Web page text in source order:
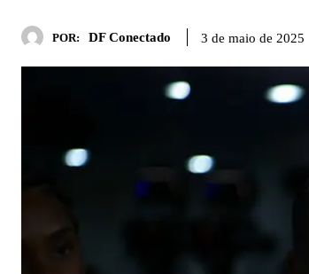
POR: DF Conectado 3 de maio de 2025